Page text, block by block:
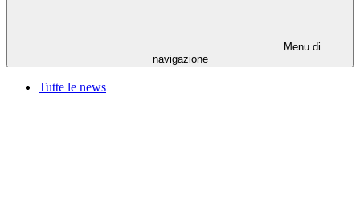
Menu di
navigazione
Tutte le news